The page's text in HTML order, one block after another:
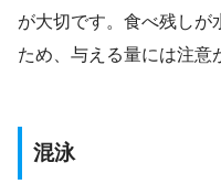
が大切です。食べ残しが
ため、与える量には注意
混泳